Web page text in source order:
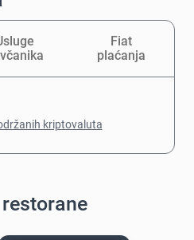
Fiat
plaćanja
kriptovaluta